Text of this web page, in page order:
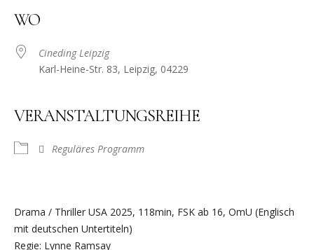
WO
Cineding Leipzig
Karl-Heine-Str. 83, Leipzig, 04229
VERANSTALTUNGSREIHE
Reguläres Programm
Drama / Thriller USA 2025, 118min, FSK ab 16, OmU (Englisch
mit deutschen Untertiteln)
Regie: Lynne Ramsay